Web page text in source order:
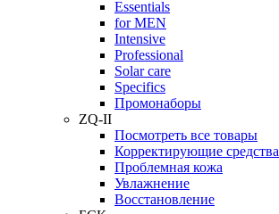
Essentials
for MEN
Intensive
Professional
Solar care
Specifics
Промонаборы
ZQ-II
Посмотреть все товары
Корректирующие средства
Проблемная кожа
Увлажнение
Восстановление